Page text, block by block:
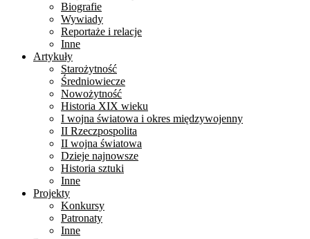
Biografie
Wywiady
Reportaże i relacje
Inne
Artykuły
Starożytność
Średniowiecze
Nowożytność
Historia XIX wieku
I wojna światowa i okres międzywojenny
II Rzeczpospolita
II wojna światowa
Dzieje najnowsze
Historia sztuki
Inne
Projekty
Konkursy
Patronaty
Inne